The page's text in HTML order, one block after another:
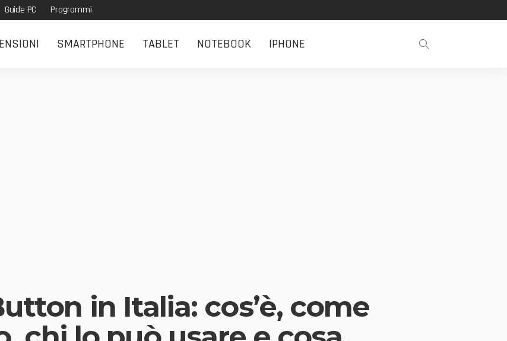
Guide PC Programmi
SMARTPHONE TABLET NOTEBOOK IPHONE
in Italia: cos’è, come